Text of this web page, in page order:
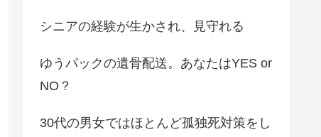
シニアの経験が生かされ、見守れる
ゆうパックの遺骨配送。あなたはYES or
NO？
30代の男女ではほとんど孤独死対策をし